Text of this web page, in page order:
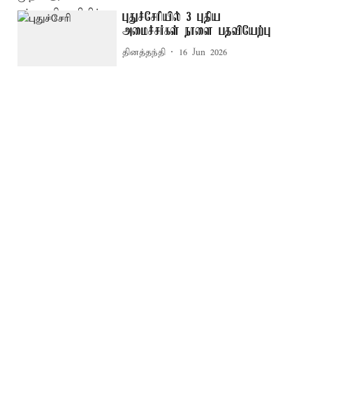
புதுச்சேரியில் 3 புதிய
அமைச்சர்கள் நாளை பதவியேற்பு
தினத்தந்தி 16 Jun 2026